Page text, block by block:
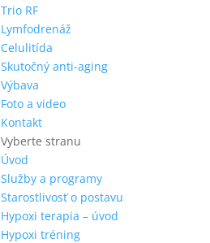
Trio RF
Lymfodrenáž
Celulitída
Skutočný anti-aging
Výbava
Foto a video
Kontakt
Vyberte stranu
Úvod
Služby a programy
Starostlivosť o postavu
Hypoxi terapia – úvod
Hypoxi tréning